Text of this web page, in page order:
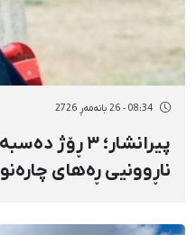
08:34 - 26 بانەمەڕ 2726
پیرانشار؛ ٣
ناڕوونیی ڕەهای